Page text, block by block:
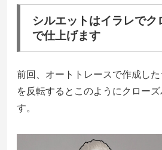
シルエットはイラレでク
で仕上げます
前回、オートトレースで作成し
を反転するとこのようにクロー
す。